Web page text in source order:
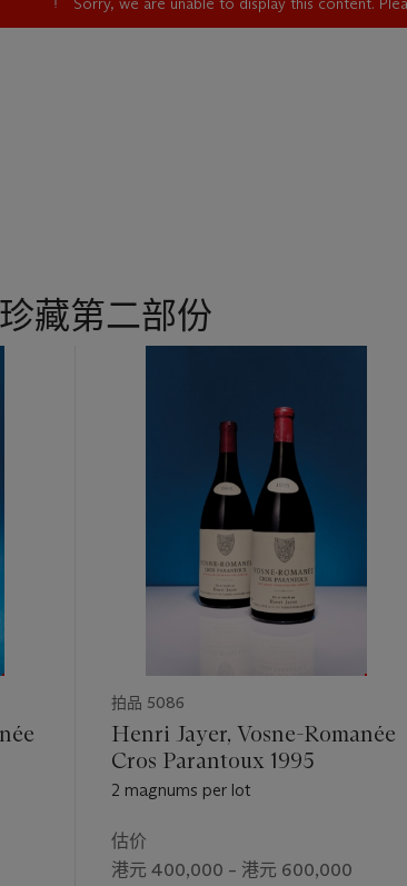
藏第二部份
拍品 5086
Henri Jayer, Vosne-Romanée
Cros Parantoux 1995
2 magnums per lot
估价
港元 400,000 – 港元 600,000